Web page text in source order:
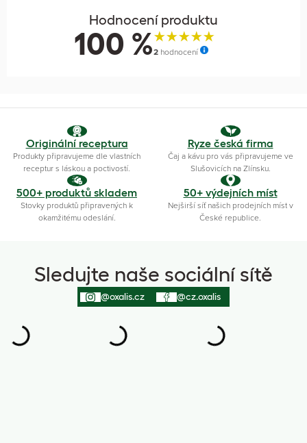
Hodnocení produktu
100 %2 hodnocení
Originální receptura
Produkty připravujeme dle vlastních
receptur s láskou a poctivostí.
Ryze česká firma
Čaj a kávu pro vás připravujeme ve
Slušovicích na Zlínsku.
500+ produktů skladem
Stovky produktů připravených k
okamžitému odeslání.
50+ výdejních míst
Nejširší síť našich prodejních míst v
České republice.
Sledujte naše sociální sítě
@oxalis.cz @cz.oxalis